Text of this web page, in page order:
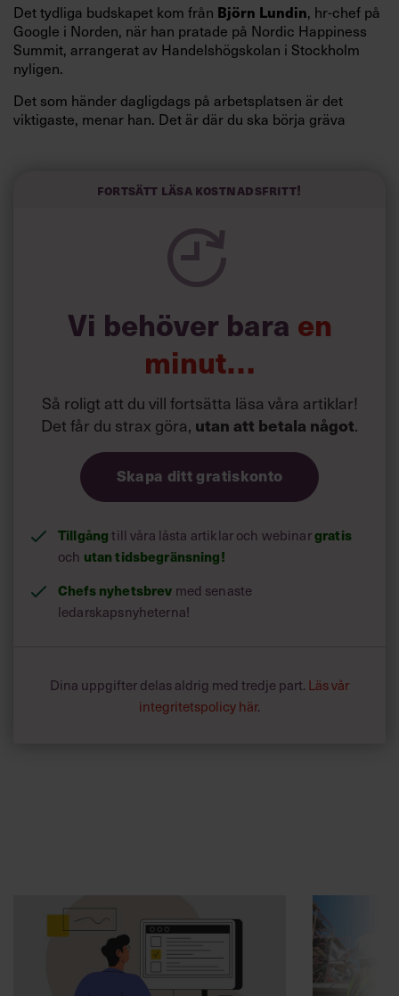
Det tydliga budskapet kom från Björn Lundin, hr-chef på
Google i Norden, när han pratade på Nordic Happiness
Summit, arrangerat av Handelshögskolan i Stockholm
nyligen.
Det som händer dagligdags på arbetsplatsen är det
viktigaste, menar han. Det är där du ska börja gräva
och höjt arbetsglädjen på Google:
Fortsätt läsa kostnadsfritt!
Vi behöver bara en
minut…
Så roligt att du vill fortsätta läsa våra artiklar!
Det får du strax göra, utan att betala något.
Skapa ditt gratiskonto
Tillgångtill våra låsta artiklar och webinargratis
och utan tidsbegränsning!
Chefs nyhetsbrev med senaste
ledarskapsnyheterna!
Dina uppgifter delas aldrig med tredje part. Läs vår
integritetspolicy här.